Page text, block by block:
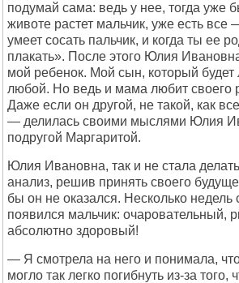
подумай сама: ведь у нее, тогда уже
животе растет мальчик, уже есть все
умеет сосать пальчик, и когда ты ее
плакать». После этого Юлия
мой ребенок. Мой сын, который
любой. Но ведь и мама любит своего
Даже если он другой, не такой, как
— делилась своими мыслями Юлия
подругой Маргаритой.
Юлия Ивановна, так и не стала
анализ, решив принять своего
бы он не оказался. Несколько недель
появился мальчик: очаровательный,
абсолютно здоровый!
— Я смотрела на него и понимала,
могло так легко погибнуть из-за того,